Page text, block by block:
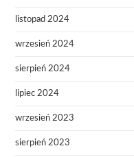
listopad 2024
wrzesień 2024
sierpień 2024
lipiec 2024
wrzesień 2023
sierpień 2023